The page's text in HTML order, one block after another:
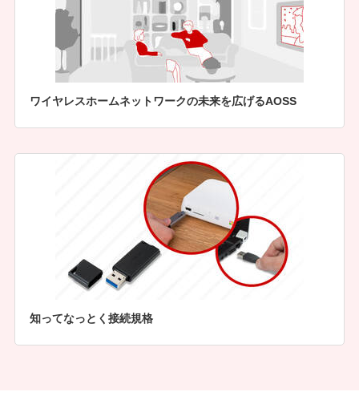
ワイヤレスホームネットワークの未来を広げるAOSS
知ってなっとく接続規格